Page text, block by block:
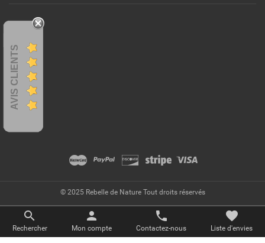
search
Rechercher
person
Mon compte
phone
Contactez-nous
favorite
Liste d'envies
AVIS CLIENTS
© 2025 Rebelle de Nature Tout droits réservés